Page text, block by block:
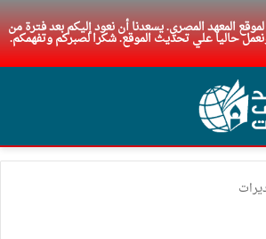
المعهد المصري. يسعدنا أن نعود إليكم بعد فترة من
حاليا علي تحديث الموقع. شكرا لصبركم وتفهمكم.